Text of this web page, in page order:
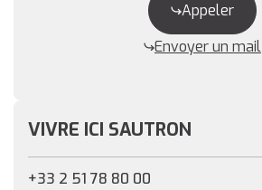
Appeler
Envoyer un mail
VIVRE ICI SAUTRON
+33 2 51 78 80 00